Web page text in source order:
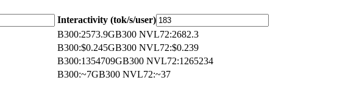
Interactivity (tok/s/user)
B300:2573.9GB300 NVL72:2682.3
B300:$0.245GB300 NVL72:$0.239
B300:1354709GB300 NVL72:1265234
B300:~7GB300 NVL72:~37